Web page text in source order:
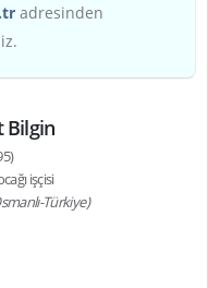
adresinden
Bilgin
işçisi
Türkiye)